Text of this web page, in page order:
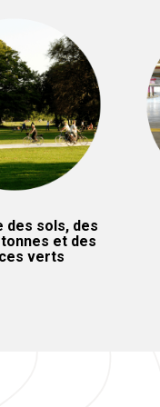
des sols, des
et des
verts